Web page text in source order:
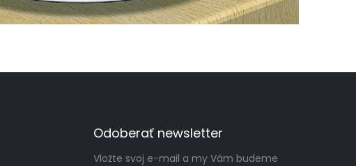
Odoberať newsletter
Vložte svoj e-mail a my Vám budeme